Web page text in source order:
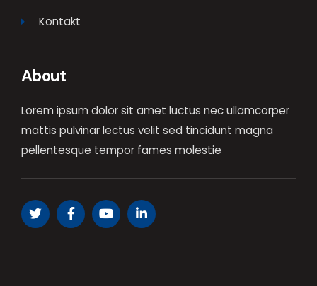
Kontakt
About
Lorem ipsum dolor sit amet luctus nec ullamcorper
mattis pulvinar lectus velit sed tincidunt magna
pellentesque tempor fames molestie